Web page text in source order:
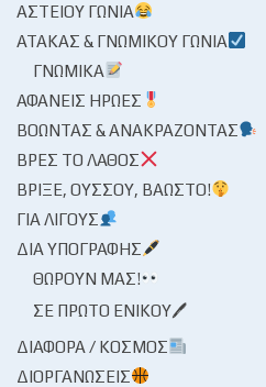
ΑΣΤΕΊΟΥ ΓΩΝΊΑ
ΑΤΆΚΑΣ & ΓΝΩΜΙΚΟΎ ΓΩΝΊΑ
ΓΝΩΜΙΚΆ
ΑΦΑΝΕΊΣ ΉΡΩΕΣ
ΒΟΏΝΤΑΣ & ΑΝΑΚΡΆΖΟΝΤΑΣ
ΒΡΕΣ ΤΟ ΛΆΘΟΣ
ΒΡΊΞΕ, ΟΎΣΣΟΥ, ΒΆΩΣΤΟ!
ΓΙΑ ΛΊΓΟΥΣ
ΔΙΑ ΥΠΟΓΡΑΦΉΣ
ΘΩΡΟΎΝ ΜΑΣ!
ΣΕ ΠΡΏΤΟ ΕΝΙΚΟΎ🖊
ΔΙΆΦΟΡΑ / ΚΌΣΜΟΣ
ΔΙΟΡΓΑΝΏΣΕΙΣ